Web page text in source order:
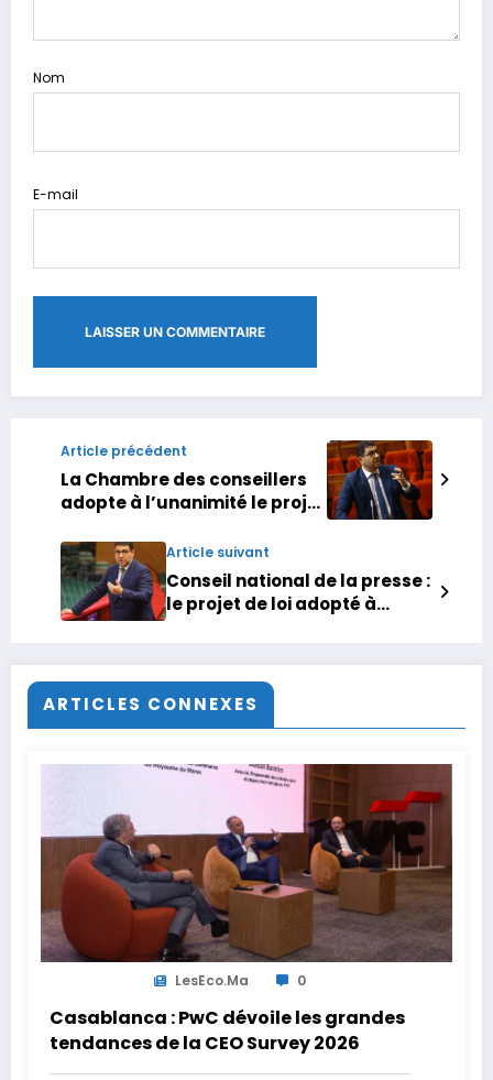
Nom
E-mail
Article précédent
La Chambre des conseillers
adopte à l’unanimité le projet
du Conseil national de la
presse
Article suivant
Conseil national de la presse :
le projet de loi adopté à
ARTICLES CONNEXES
LesEco.ma 0
Casablanca : PwC dévoile les grandes
tendances de la CEO Survey 2026